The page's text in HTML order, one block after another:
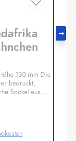
130 mm Die
bedruckt,
Sockel aus
Sie bei Bedarf
sich diese
oder